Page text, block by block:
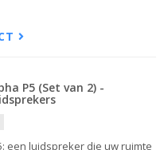
het beste in elke noot
bassen tot hoge tonen.
P5 (Set van 2) -
een luidspreker die uw ruimte